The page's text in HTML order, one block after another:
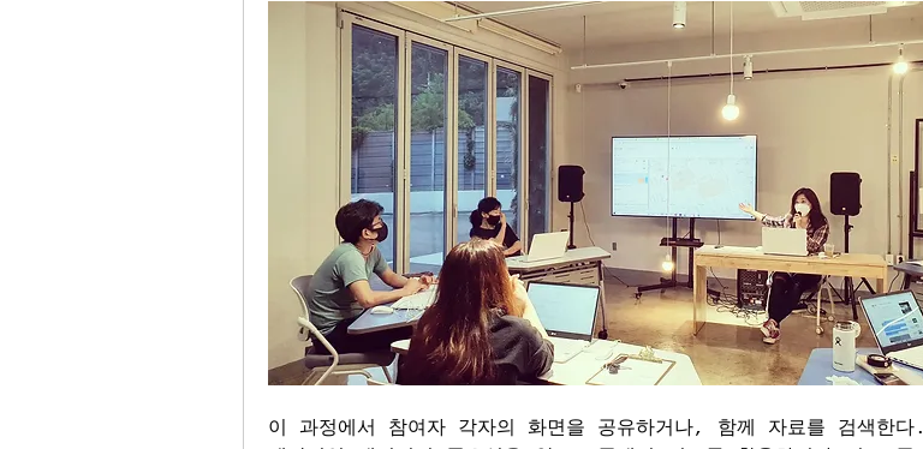
이 과정에서 참여자 각자의 화면을 공유하거나, 함께 자료를 검색한다.